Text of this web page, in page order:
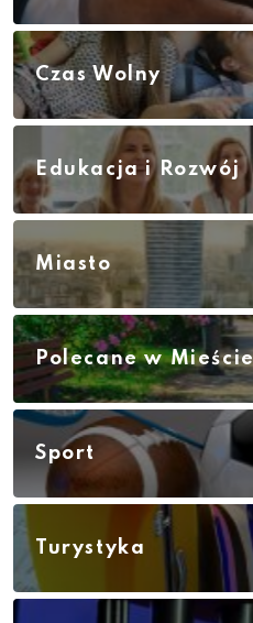
Czas Wolny
Edukacja i Rozwój
Miasto
Polecane w Mieście
Sport
Turystyka